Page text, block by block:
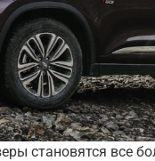
становятся все